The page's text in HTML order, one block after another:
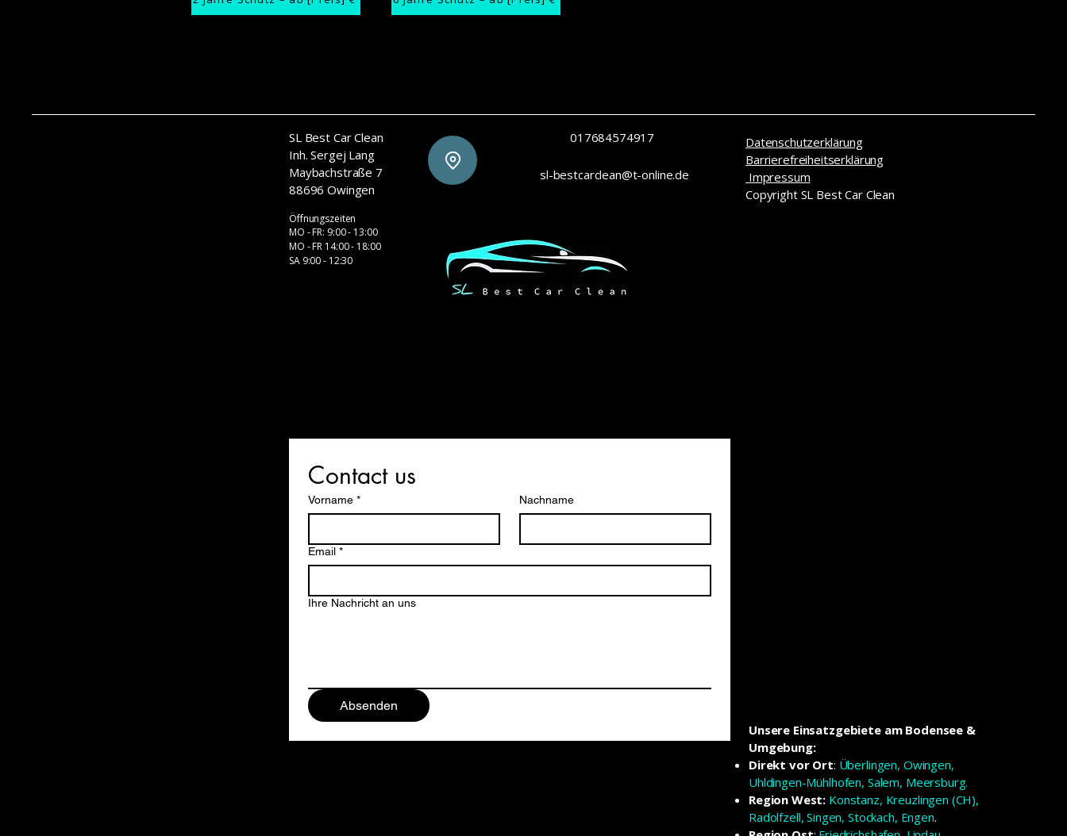
SL Best Car Clean
​Inh. Sergej Lang
Maybachstraße 7
88696 Owingen
017684574917
sl-bestcarclean@t-online.de
Datenschutzerklärung
Barrierefreiheitserklärung
Impressum
Copyright SL Best Car Clean
Öffnungszeiten
MO - FR: 9:00 - 13:00
MO - FR 14:00 - 18:00
SA 9:00 - 12:30
Contact us
Vorname * Nachname
Email *
Ihre Nachricht an uns
Absenden
Unsere Einsatzgebiete am Bodensee &
Umgebung:
Direkt vor Ort: Überlingen, Owingen,
Uhldingen-Mühlhofen, Salem, Meersburg.
Region West: Konstanz, Kreuzlingen (CH),
Radolfzell, Singen, Stockach, Engen.